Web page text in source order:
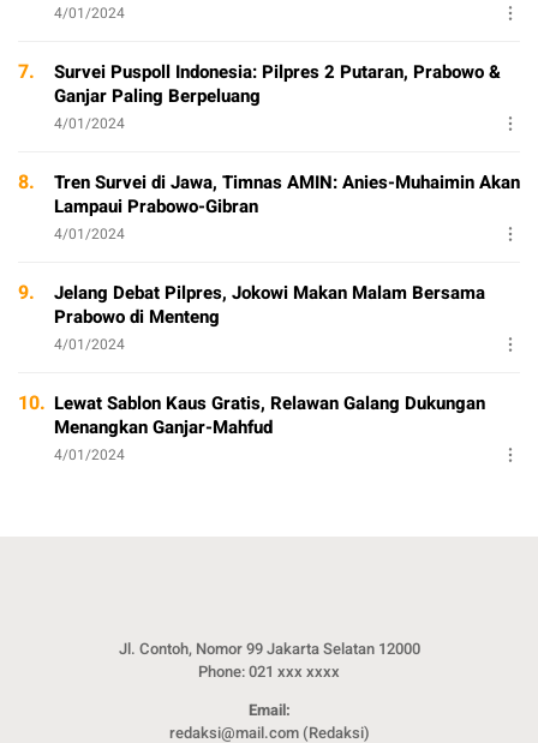
4/01/2024
7.
Survei Puspoll Indonesia: Pilpres 2 Putaran, Prabowo &
Ganjar Paling Berpeluang
4/01/2024
8.
Tren Survei di Jawa, Timnas AMIN: Anies-Muhaimin Akan
Lampaui Prabowo-Gibran
4/01/2024
9.
Jelang Debat Pilpres, Jokowi Makan Malam Bersama
Prabowo di Menteng
4/01/2024
10. Lewat Sablon Kaus Gratis, Relawan Galang Dukungan
Menangkan Ganjar-Mahfud
4/01/2024
Jl. Contoh, Nomor 99 Jakarta Selatan 12000
Phone: 021 xxx xxxx
Email:
redaksi@mail.com (Redaksi)